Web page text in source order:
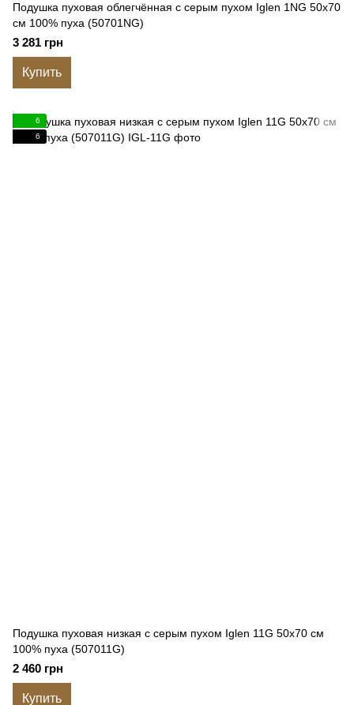
Подушка пуховая облегчённая с серым пухом Iglen 1NG 50x70
см 100% пуха (50701NG)
3 281 грн
Купить
6
6
Подушка пуховая низкая с серым пухом Iglen 11G 50x70 см
100% пуха (507011G)
2 460 грн
Купить